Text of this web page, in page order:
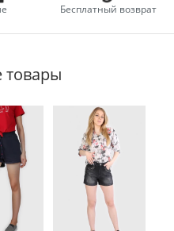
Бесплатный возврат